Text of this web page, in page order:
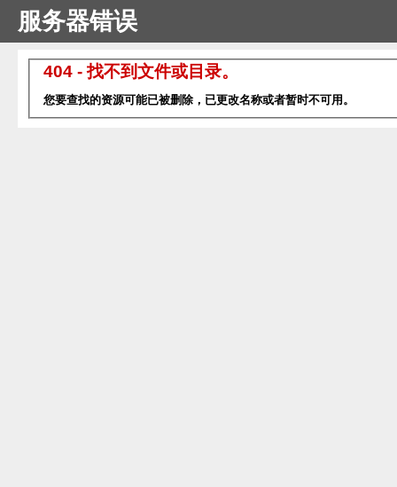
服务器错误
404 - 找不到文件或目录。
您要查找的资源可能已被删除，已更改名称或者暂时不可用。